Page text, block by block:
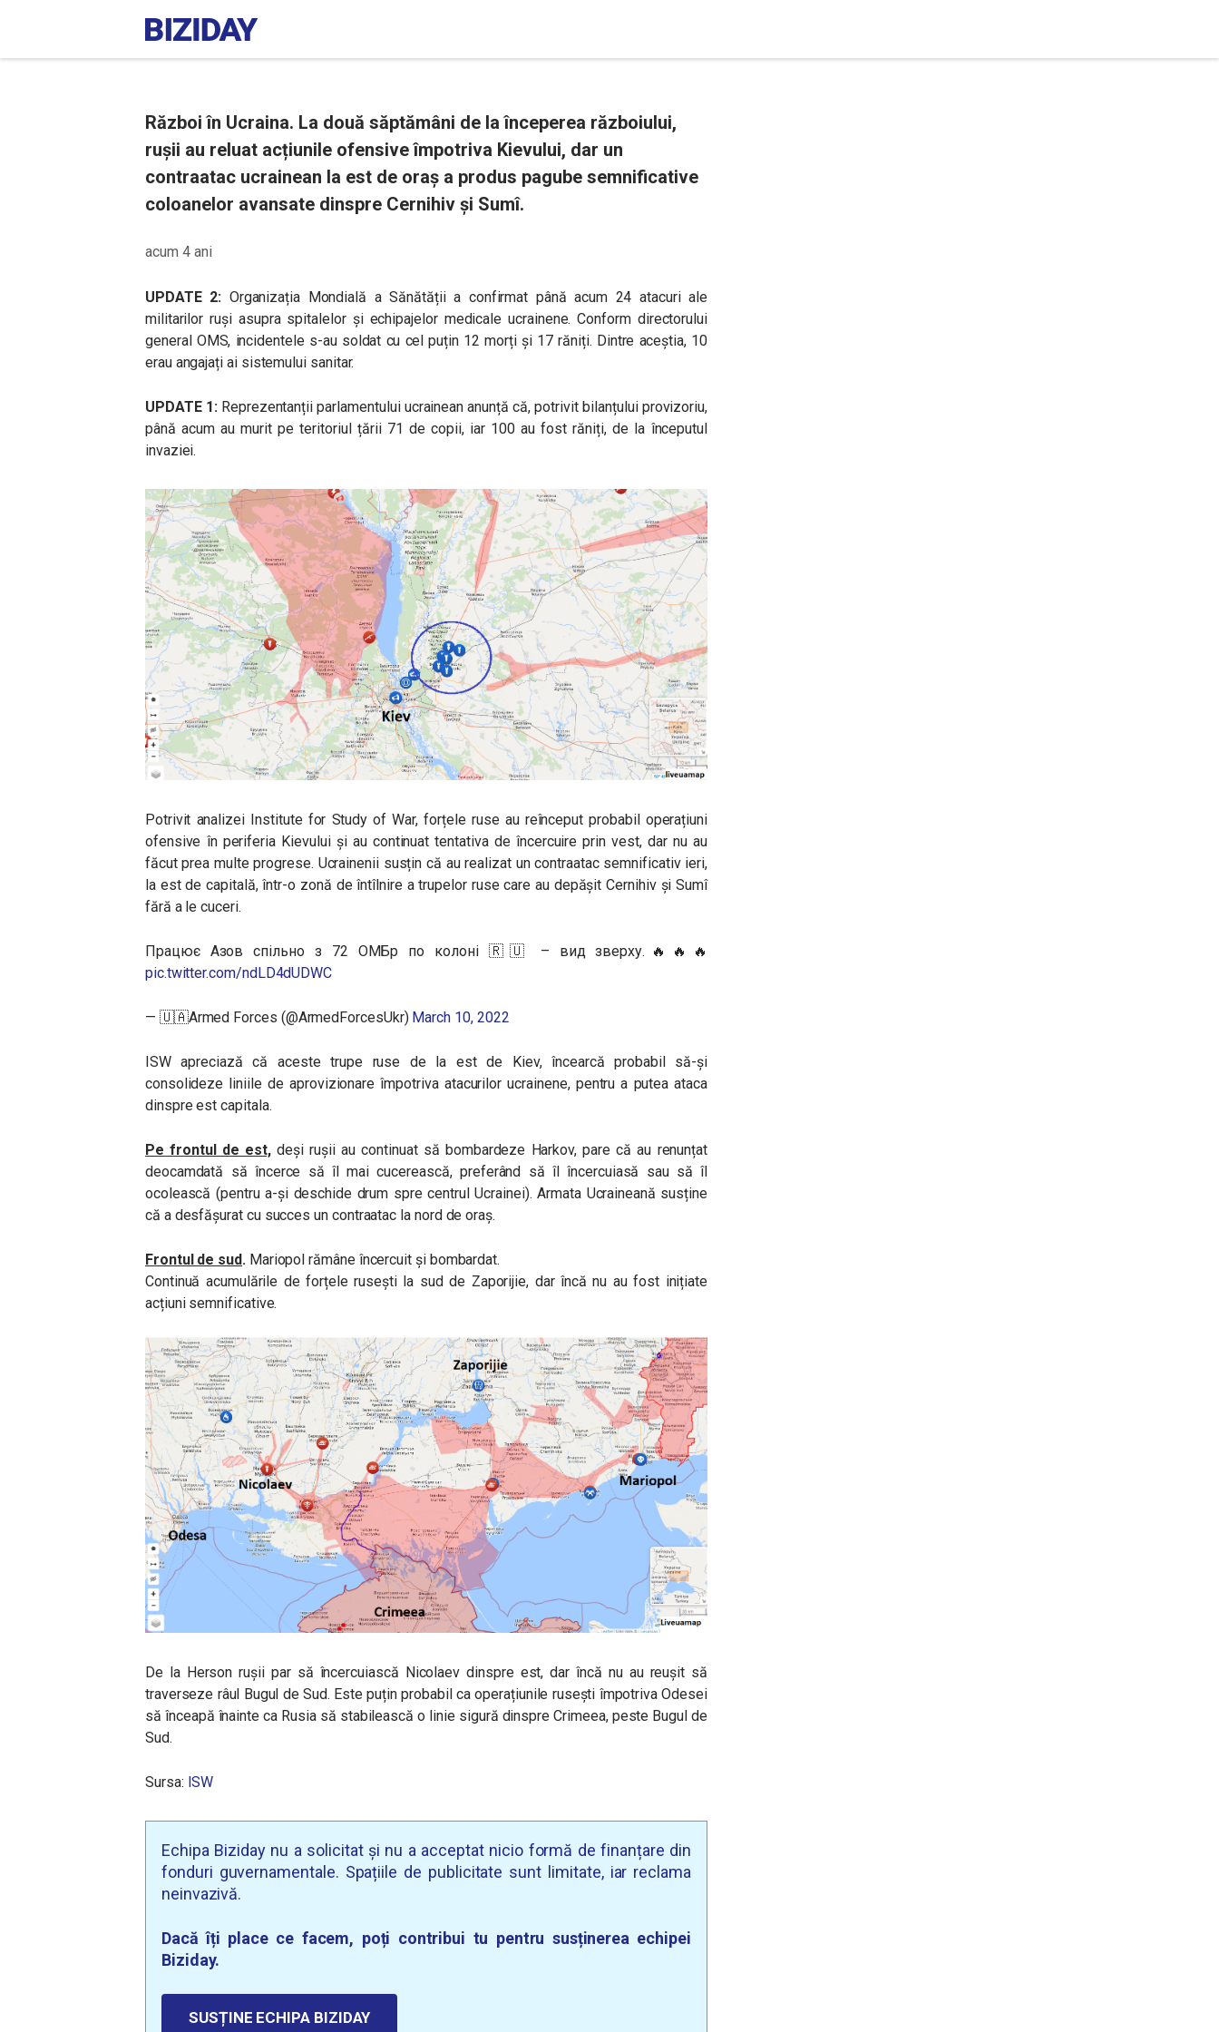
Război în Ucraina. La două săptămâni de la începerea războiului,
rușii au reluat acțiunile ofensive împotriva Kievului, dar un
contraatac ucrainean la est de oraș a produs pagube semnificative
coloanelor avansate dinspre Cernihiv și Sumî.
acum 4 ani
UPDATE 2: Organizația Mondială a Sănătății a confirmat până acum 24 atacuri ale
militarilor ruși asupra spitalelor și echipajelor medicale ucrainene. Conform directorului
general OMS, incidentele s-au soldat cu cel puțin 12 morți și 17 răniți. Dintre aceștia, 10
erau angajați ai sistemului sanitar.
UPDATE 1:Reprezentanții parlamentului ucrainean anunță că, potrivit bilanțului provizoriu,
până acum au murit pe teritoriul țării 71 de copii, iar 100 au fost răniți, de la începutul
invaziei.
Potrivit analizei Institute for Study of War, forțele ruse au reînceput probabil operațiuni
ofensive în periferia Kievului și au continuat tentativa de încercuire prin vest, dar nu au
făcut prea multe progrese. Ucrainenii susțin că au realizat un contraatac semnificativ ieri,
la est de capitală, într-o zonă de întîlnire a trupelor ruse care au depășit Cernihiv și Sumî
fără a le cuceri.
Працює Азов спільно з 72 ОМБр по колоні 🇷🇺 – вид зверху.🔥🔥🔥
pic.twitter.com/ndLD4dUDWC
— 🇺🇦Armed Forces (@ArmedForcesUkr) March 10, 2022
ISW apreciază că aceste trupe ruse de la est de Kiev, încearcă probabil să-și
consolideze liniile de aprovizionare împotriva atacurilor ucrainene, pentru a putea ataca
dinspre est capitala.
Pe frontul de est,deși rușii au continuat să bombardeze Harkov, pare că au renunțat
deocamdată să încerce să îl mai cucerească, preferând să îl încercuiasă sau să îl
ocolească (pentru a-și deschide drum spre centrul Ucrainei). Armata Ucraineană susține
că a desfășurat cu succes un contraatac la nord de oraș.
Frontul de sud. Mariopol rămâne încercuit și bombardat.
Continuă acumulările de forțele rusești la sud de Zaporijie, dar încă nu au fost inițiate
acțiuni semnificative.
De la Herson rușii par să încercuiască Nicolaev dinspre est, dar încă nu au reușit să
traverseze râul Bugul de Sud. Este puțin probabil ca operațiunile rusești împotriva Odesei
să înceapă înainte ca Rusia să stabilească o linie sigură dinspre Crimeea, peste Bugul de
Sud.
Sursa: ISW
Echipa Biziday nu a solicitat și nu a acceptat nicio formă de finanțare din
fonduri guvernamentale. Spațiile de publicitate sunt limitate, iar reclama
neinvazivă.
Dacă îți place ce facem, poți contribui tu pentru susținerea echipei
Biziday.
SUSȚINE ECHIPA BIZIDAY